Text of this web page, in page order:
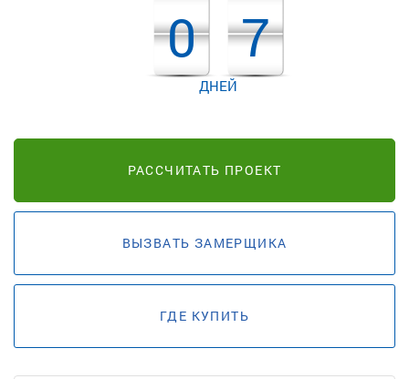
0 7
ДНЕЙ
РАССЧИТАТЬ ПРОЕКТ
ВЫЗВАТЬ ЗАМЕРЩИКА
ГДЕ КУПИТЬ